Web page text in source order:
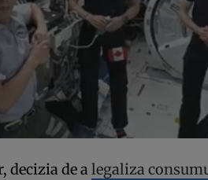
de alegaliza